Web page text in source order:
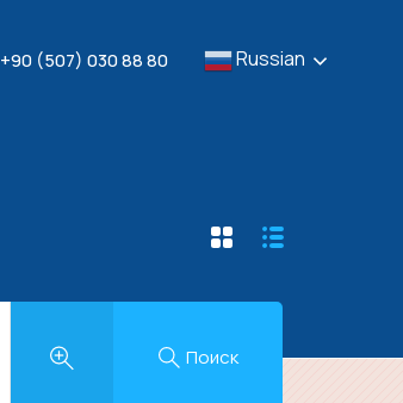
+90 (507) 030 88 80 Russian
Поиск